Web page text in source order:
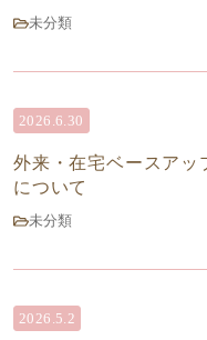
未分類
2026.6.30
外来・在宅ベースアッ
について
未分類
2026.5.2